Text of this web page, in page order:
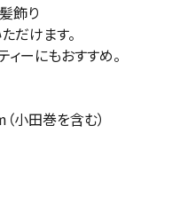
飾り
だけます。
ーにもおすすめ。
小田巻を含む）